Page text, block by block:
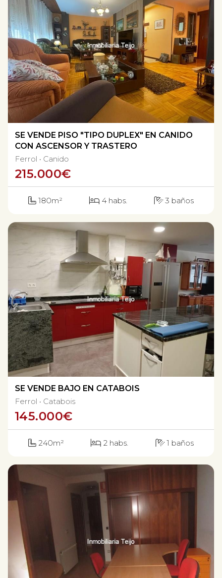
SE VENDE PISO "TIPO DUPLEX" EN CANIDO
CON ASCENSOR Y TRASTERO
215.000€
180m² 4 habs. 3 baños
Ferrol Canido
SE VENDE BAJO EN CATABOIS
145.000€
240m² 2 habs. 1 baños
Ferrol Catabois